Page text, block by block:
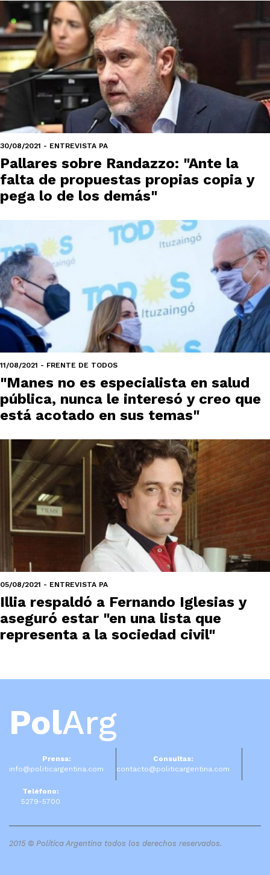
30/08/2021 - ENTREVISTA PA
Pallares sobre Randazzo: "Ante la
falta de propuestas propias copia y
pega lo de los demás"
11/08/2021 - FRENTE DE TODOS
"Manes no es especialista en salud
pública, nunca le interesó y creo que
está acotado en sus temas"
05/08/2021 - ENTREVISTA PA
Illia respaldó a Fernando Iglesias y
aseguró estar "en una lista que
representa a la sociedad civil"
PolArg
Prensa:
info@politicargentina.com
Consultas:
contacto@politicargentina.com
Teléfono:
5279-5700
2015 © Política Argentina todos los derechos reservados.